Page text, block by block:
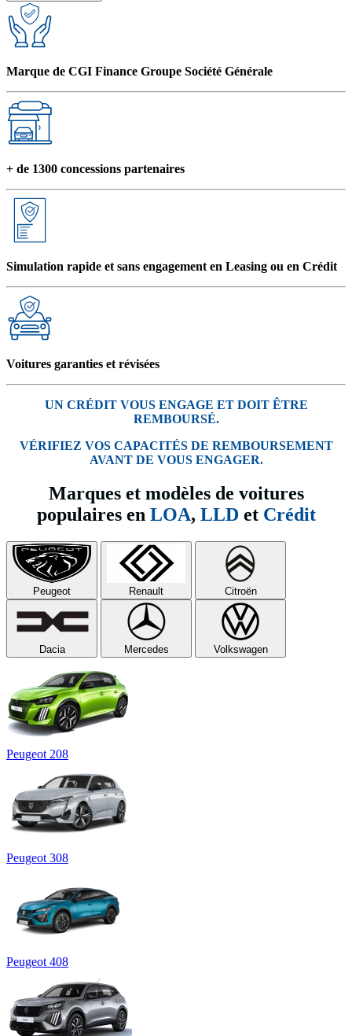
Marque de CGI Finance Groupe Société Générale
+ de 1300 concessions partenaires
Simulation rapide et sans engagement en Leasing ou en Crédit
Voitures garanties et révisées
UN CRÉDIT VOUS ENGAGE ET DOIT ÊTRE
REMBOURSÉ.
VÉRIFIEZ VOS CAPACITÉS DE REMBOURSEMENT
AVANT DE VOUS ENGAGER.
Marques et modèles de voitures
populaires en LOA, LLD et Crédit
Peugeot Renault Citroën
Dacia Mercedes Volkswagen
Peugeot 208
Peugeot 308
Peugeot 408